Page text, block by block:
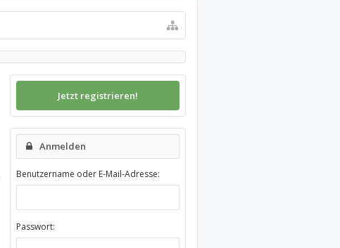
Jetzt registrieren!
Anmelden
Benutzername oder E-Mail-Adresse:
Passwort: